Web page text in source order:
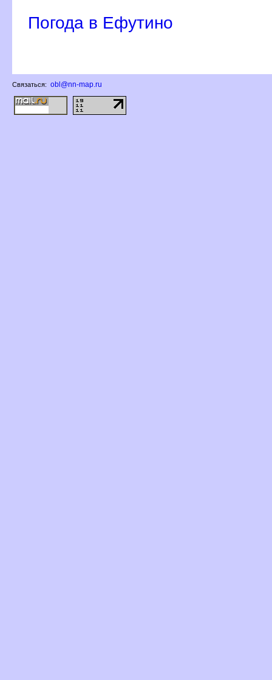
Погода в Ефутино
Связаться: obl@nn-map.ru